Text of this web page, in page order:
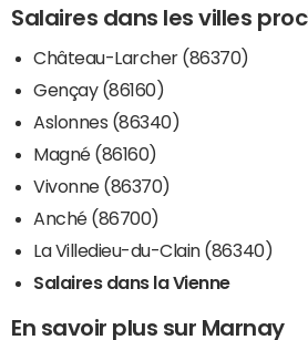
Salaires dans les villes
Château-Larcher (86370)
Gençay (86160)
Aslonnes (86340)
Magné (86160)
Vivonne (86370)
Anché (86700)
La Villedieu-du-Clain (86340)
Salaires dans la Vienne
En savoir plus sur Marnay